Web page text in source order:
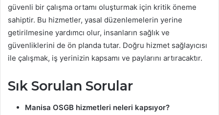
güvenli bir çalışma ortamı oluşturmak için kritik öneme
sahiptir. Bu hizmetler, yasal düzenlemelerin yerine
getirilmesine yardımcı olur, insanların sağlık ve
güvenliklerini de ön planda tutar. Doğru hizmet sağlayıcısı
ile çalışmak, iş yerinizin kapsamı ve paylarını artıracaktır.
Sık Sorulan Sorular
Manisa OSGB hizmetleri neleri kapsıyor?